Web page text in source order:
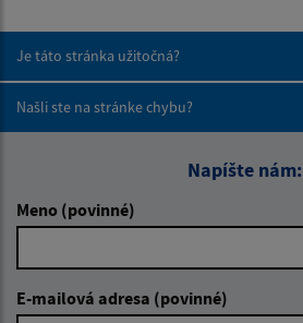
Je táto stránka užitočná?
Našli ste na stránke chybu?
Napíšte nám:
Meno (povinné)
E-mailová adresa (povinné)